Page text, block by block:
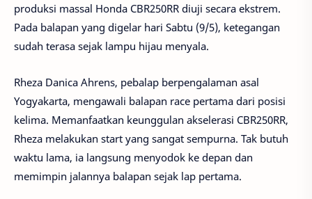
produksi massal Honda CBR250RR diuji secara ekstrem.
Pada balapan yang digelar hari Sabtu (9/5), ketegangan
sudah terasa sejak lampu hijau menyala.
Rheza Danica Ahrens, pebalap berpengalaman asal
Yogyakarta, mengawali balapan race pertama dari posisi
kelima. Memanfaatkan keunggulan akselerasi CBR250RR,
Rheza melakukan start yang sangat sempurna. Tak butuh
waktu lama, ia langsung menyodok ke depan dan
memimpin jalannya balapan sejak lap pertama.